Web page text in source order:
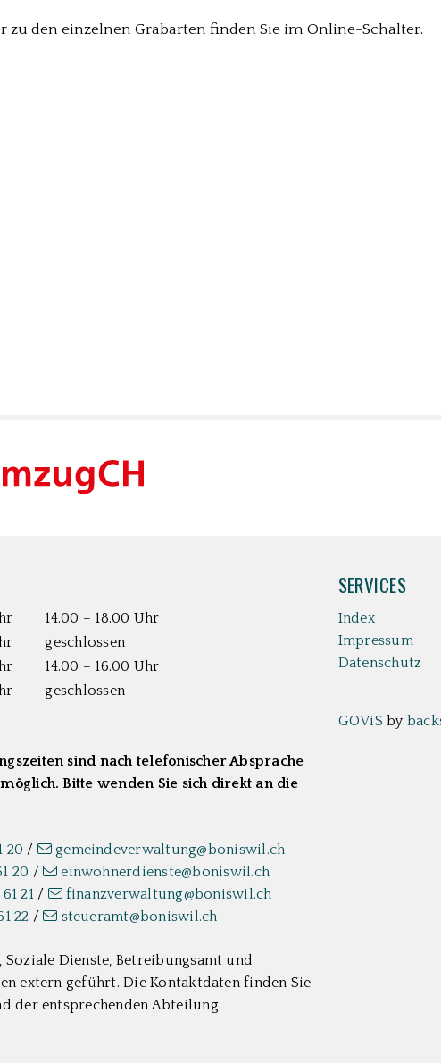
zu den einzelnen Grabarten finden Sie im Online-Schalter.
14.00 – 18.00 Uhr
geschlossen
14.00 – 16.00 Uhr
geschlossen
sind nach telefonischer Absprache
Bitte wenden Sie sich direkt an die
20 /
gemeindeverwaltung@boniswil.ch
20 /
einwohnerdienste@boniswil.ch
21/
finanzverwaltung@boniswil.ch
22 / steueramt@boniswil.ch
Dienste, Betreibungsamt und
extern geführt. Die Kontaktdaten finden Sie
der entsprechenden Abteilung.
SERVICES
Index
Impressum
Datenschutz
GOViS by